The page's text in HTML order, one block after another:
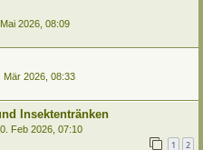
2026, 08:09
Mär 2026, 08:33
Insektentränken
Feb 2026, 07:10
1 2